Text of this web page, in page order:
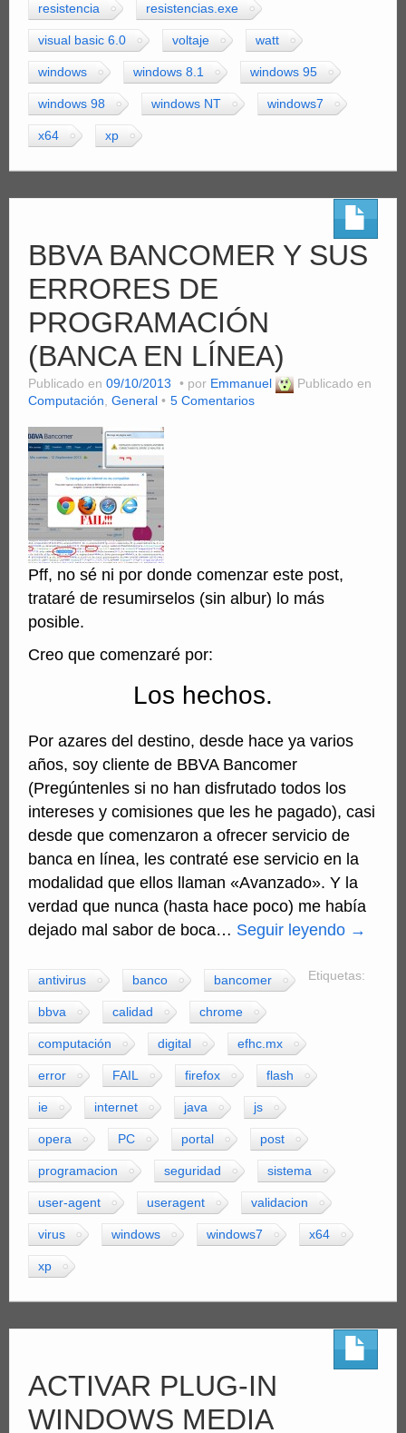
resistencia resistencias.exe
visual basic 6.0 voltaje watt
windows windows 8.1 windows 95
windows 98 windows NT windows7
x64 xp
BBVA BANCOMER Y SUS
ERRORES DE
PROGRAMACIÓN
(BANCA EN LÍNEA)
Publicado en 09/10/2013 por Emmanuel
Publicado en
Computación General 5 Comentarios
Pff, no sé ni por donde comenzar este post,
trataré de resumirselos (sin albur) lo más
posible.
Creo que comenzaré por:
Los hechos.
Por azares del destino, desde hace ya varios
años, soy cliente de BBVA Bancomer
(Pregúntenles si no han disfrutado todos los
intereses y comisiones que les he pagado), casi
desde que comenzaron a ofrecer servicio de
banca en línea, les contraté ese servicio en la
modalidad que ellos llaman «Avanzado». Y la
verdad que nunca (hasta hace poco) me había
dejado mal sabor de boca… Seguir leyendo →
Etiquetas:
antivirus banco bancomer
bbva calidad chrome
computación digital efhc.mx
error FAIL firefox flash
ie internet java js
opera PC portal post
programacion seguridad sistema
user-agent useragent validacion
virus windows windows7 x64
xp
ACTIVAR PLUG-IN
WINDOWS MEDIA